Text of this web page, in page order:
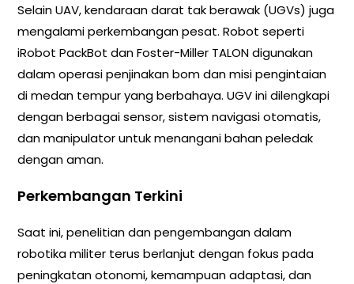
Selain UAV, kendaraan darat tak berawak (UGVs) juga
mengalami perkembangan pesat. Robot seperti
iRobot PackBot dan Foster-Miller TALON digunakan
dalam operasi penjinakan bom dan misi pengintaian
di medan tempur yang berbahaya. UGV ini dilengkapi
dengan berbagai sensor, sistem navigasi otomatis,
dan manipulator untuk menangani bahan peledak
dengan aman.
Perkembangan Terkini
Saat ini, penelitian dan pengembangan dalam
robotika militer terus berlanjut dengan fokus pada
peningkatan otonomi, kemampuan adaptasi, dan